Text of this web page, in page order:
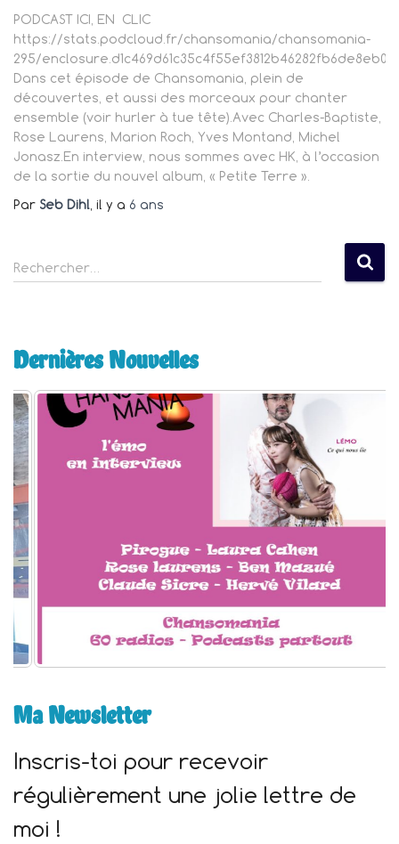
PODCAST ICI, EN CLIC
https://stats.podcloud.fr/chansomania/chansomania-
295/
Dans cet épisode de Chansomania, plein de
découvertes, et aussi des morceaux pour chanter
ensemble (voir hurler à tue tête).Avec Charles-Baptiste,
Rose Laurens, Marion Roch, Yves Montand, Michel
Jonasz.En interview, nous sommes avec HK, à l’occasion
de la sortie du nouvel album, « Petite Terre ».
Par Seb Dihl, il y a 6 ans
R
e
r
h
e
r
:
Rechercher…
Dernières Nouvelles
Ma Newsletter
Inscris-toi pour recevoir
régulièrement une jolie lettre de
moi !